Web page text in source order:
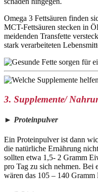
Omega 3 Fettsäuren finden
MCT-Fettsäuren stecken in
meidenden Transfette
stark verarbeiteten
3. Supplemente/
► Proteinpulver
Ein Proteinpulver ist dann
die natürliche Ernährung
sollten etwa 1,5- 2 Gramm
pro Tag zu sich nehmen. Bei
wären das 105 – 140 Gramm